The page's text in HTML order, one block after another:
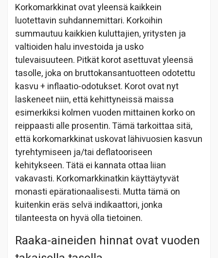
Korkomarkkinat ovat yleensä kaikkein
luotettavin suhdannemittari. Korkoihin
summautuu kaikkien kuluttajien, yritysten ja
valtioiden halu investoida ja usko
tulevaisuuteen. Pitkät korot asettuvat yleensä
tasolle, joka on bruttokansantuotteen odotettu
kasvu + inflaatio-odotukset. Korot ovat nyt
laskeneet niin, että kehittyneissä maissa
esimerkiksi kolmen vuoden mittainen korko on
reippaasti alle prosentin. Tämä tarkoittaa sitä,
että korkomarkkinat uskovat lähivuosien kasvun
tyrehtymiseen ja/tai deflatooriseen
kehitykseen. Tätä ei kannata ottaa liian
vakavasti. Korkomarkkinatkin käyttäytyvät
monasti epärationaalisesti. Mutta tämä on
kuitenkin eräs selvä indikaattori, jonka
tilanteesta on hyvä olla tietoinen.
Raaka-aineiden hinnat ovat vuoden